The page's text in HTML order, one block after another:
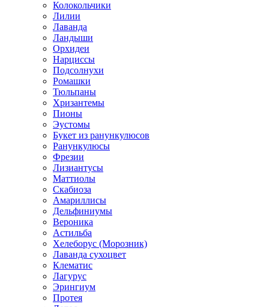
Колокольчики
Лилии
Лаванда
Ландыши
Орхидеи
Нарциссы
Подсолнухи
Ромашки
Тюльпаны
Хризантемы
Пионы
Эустомы
Букет из ранункулюсов
Ранункулюсы
Фрезии
Лизиантусы
Маттиолы
Скабиоза
Амариллисы
Дельфиниумы
Вероника
Астильба
Хелеборус (Морозник)
Лаванда сухоцвет
Клематис
Лагурус
Эрингиум
Протея